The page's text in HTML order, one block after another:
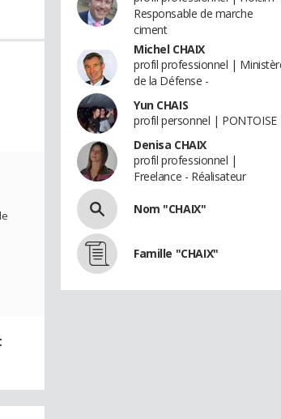
Responsable de marche
ciment
Michel CHAIX
profil professionnel |
de la Défense -
Yun CHAIS
profil personnel | PONTOISE
Denisa CHAIX
profil professionnel |
Freelance - Réalisateur
Nom "CHAIX"
Famille "CHAIX"